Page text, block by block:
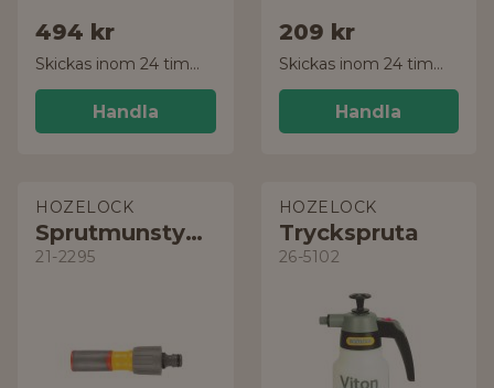
494 kr
Skickas inom 24 timmar!
Handla
209 kr
Skickas inom 24 timmar!
Handla
HOZELOCK
Sprutmunstycke
21-2295
HOZELOCK
Tryckspruta
26-5102